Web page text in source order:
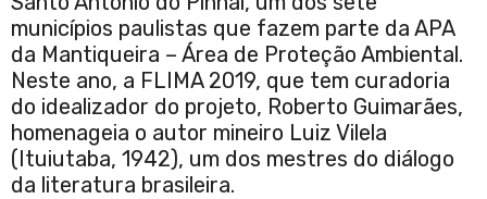
municípios paulistas que fazem parte da APA
da Mantiqueira – Área de Proteção Ambiental.
Neste ano, a FLIMA 2019, que tem curadoria
do idealizador do projeto, Roberto Guimarães,
homenageia o autor mineiro Luiz Vilela
(Ituiutaba, 1942), um dos mestres do diálogo
da literatura brasileira.